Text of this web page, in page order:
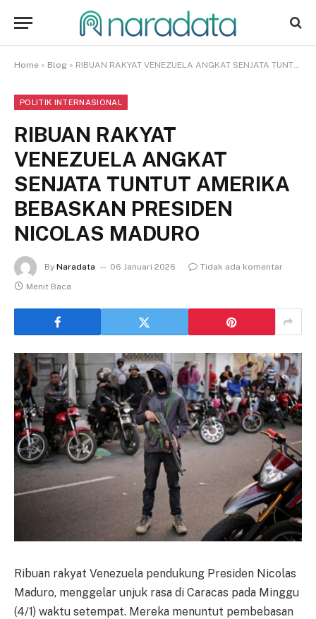
Home » Blog » RIBUAN RAKYAT VENEZUELA ANGKAT SENJATA TUNTUT AMERIKA BEBASKAN PRESIDEN NICOLAS MADURO
POLITIK INTERNASIONAL
RIBUAN RAKYAT
VENEZUELA ANGKAT
SENJATA TUNTUT AMERIKA
BEBASKAN PRESIDEN
NICOLAS MADURO
By Naradata 06 Januari 2026
Tidak ada komentar
Menit Baca
Ribuan rakyat Venezuela pendukung Presiden Nicolas
Maduro, menggelar unjuk rasa di Caracas pada Minggu
(4/1) waktu setempat. Mereka menuntut pembebasan